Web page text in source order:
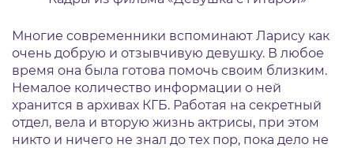
Многие современники вспоминают Ларису как
очень добрую и отзывчивую девушку. В любое
время она была готова помочь своим близким.
Немалое количество информации о ней
хранится в архивах КГБ. Работая на секретный
отдел, вела и вторую жизнь актрисы, при этом
никто и ничего не знал до тех пор, пока дело не